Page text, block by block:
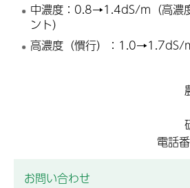
中濃度：0.8→1.4dS/m（高濃
ント）
高濃度（慣行）：1.0→1.7dS/
電話
お問い合わせ